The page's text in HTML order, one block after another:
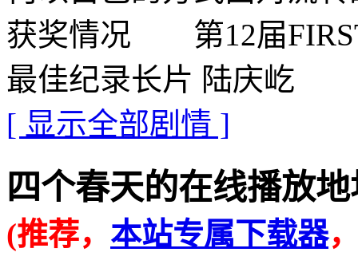
获奖情况 第12届
最佳纪录长片 陆庆屹
[ 显示全部剧情 ]
四个春天的在线播放地
(推荐， 本站专属下载器